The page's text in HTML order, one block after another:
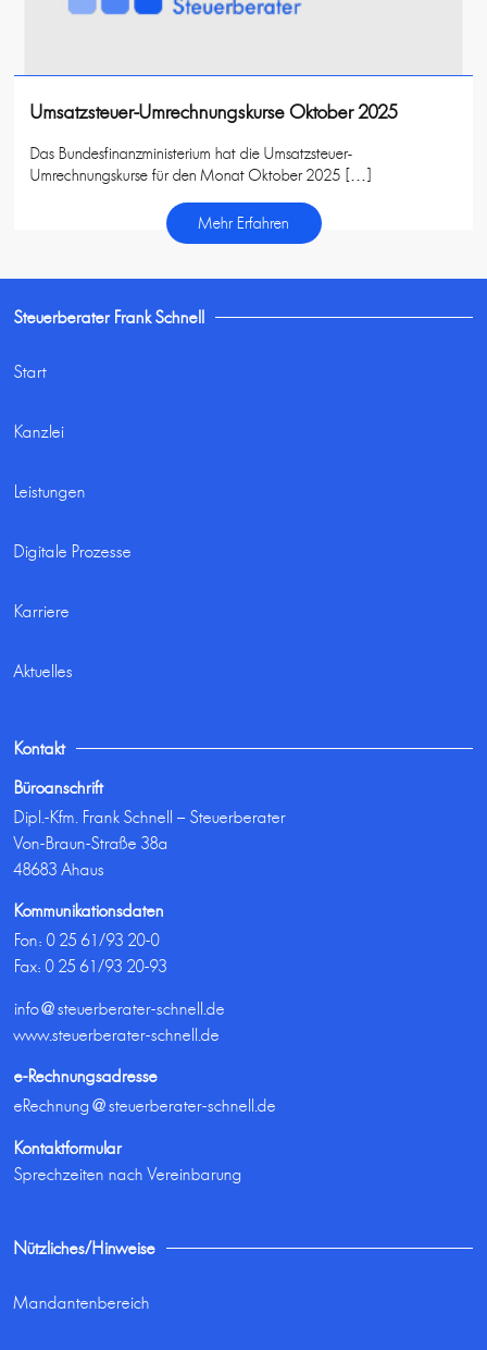
Umsatzsteuer-Umrechnungskurse Oktober 2025
Das Bundesfinanzministerium hat die Umsatzsteuer-
Umrechnungskurse für den Monat Oktober 2025 […]
Mehr Erfahren
Steuerberater Frank Schnell
Start
Kanzlei
Leistungen
Digitale Prozesse
Karriere
Aktuelles
Kontakt
Büroanschrift
Dipl.-Kfm. Frank Schnell – Steuerberater
Von-Braun-Straße 38a
48683 Ahaus
Kommunikationsdaten
Fon:0 25 61/93 20-0
Fax: 0 25 61/93 20-93
info@steuerberater-schnell.de
www.steuerberater-schnell.de
e-Rechnungsadresse
eRechnung@steuerberater-schnell.de
Kontaktformular
Sprechzeiten nach Vereinbarung
Nützliches/Hinweise
Mandantenbereich